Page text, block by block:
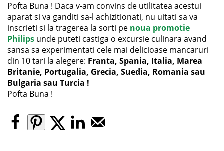
Pofta Buna ! Daca v-am convins de utilitatea acestui
aparat si va ganditi sa-l achizitionati, nu uitati sa va
inscrieti si la tragerea la sorti pe noua promotie
Philips unde puteti castiga o excursie culinara avand
sansa sa experimentati cele mai delicioase mancaruri
din 10 tari la alegere: Franta, Spania, Italia, Marea
Britanie, Portugalia, Grecia, Suedia, Romania sau
Bulgaria sau Turcia !
Pofta Buna !